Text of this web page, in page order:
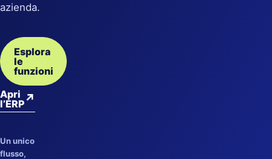
azienda.
Esplora
le
funzioni
Apri
l’ERP↗
Un unico
flusso,